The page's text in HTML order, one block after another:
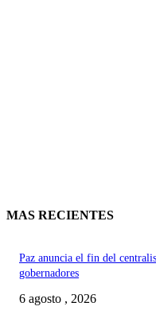
MAS RECIENTES
Paz anuncia el fin del
gobernadores
6 agosto , 2026